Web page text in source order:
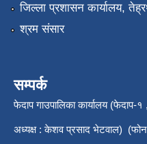
जिल्ला प्रशासन कार्यालय,
श्रम संसार
सम्पर्क
फेदाप गाउपालिका कार्यालय (फेदाप-
अध्यक्ष : केशव प्रसाद भेटवाल)